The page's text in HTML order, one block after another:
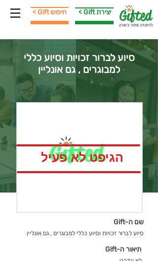
< Gift חיפוש < Gift יצירת
סיוע לברור זכויות וסיוע כללי
למבוגרים , גם אונליין
הגיפט לא פעיל
שם ה-Gift
סיוע לברור זכויות וסיוע כללי למבוגרים , גם אונליין
תיאור ה-Gift